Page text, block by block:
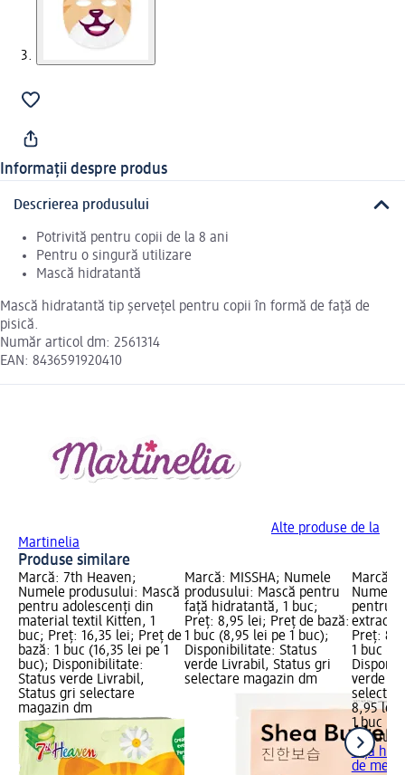
Informații despre produs
Descrierea produsului
Potrivită pentru copii de la 8 ani
Pentru o singură utilizare
Mască hidratantă
Mască hidratantă tip șervețel pentru copii în formă de față de
pisică.
Număr articol dm: 2561314
EAN: 8436591920410
Alte produse de la
Martinelia
Produse similare
Marcă: 7th Heaven;
Numele produsului: Mască
pentru adolescenți din
material textil Kitten, 1
buc; Preț: 16,35 lei; Preț de
bază: 1 buc (16,35 lei pe 1
buc); Disponibilitate:
Status verde Livrabil,
Status gri selectare
magazin dm
Marcă: MISSHA; Numele
produsului: Mască pentru
față hidratantă, 1 buc;
Preț: 8,95 lei; Preț de bază:
1 buc (8,95 lei pe 1 buc);
Disponibilitate: Status
verde Livrabil, Status gri
selectare magazin dm
Marcă:
Numele
pentru
extract
Preț:
1 buc
verde
8,95 lei
1 buc
față
de melc,